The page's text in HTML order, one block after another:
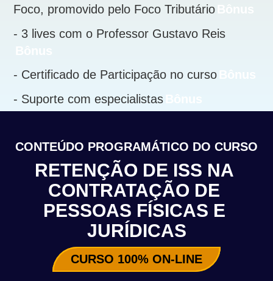
Foco, promovido pelo Foco Tributário
- Certificado de Participação no curso
- Suporte com especialistas
CONTEÚDO PROGRAMÁTICO DO CURSO
RETENÇÃO DE ISS NA
CONTRATAÇÃO DE
PESSOAS FÍSICAS E
JURÍDICAS
CURSO 100% ON-LINE